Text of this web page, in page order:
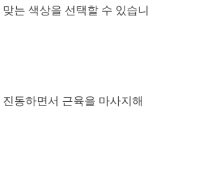
는 색상을 선택할 수 있습니
동하면서 근육을 마사지해